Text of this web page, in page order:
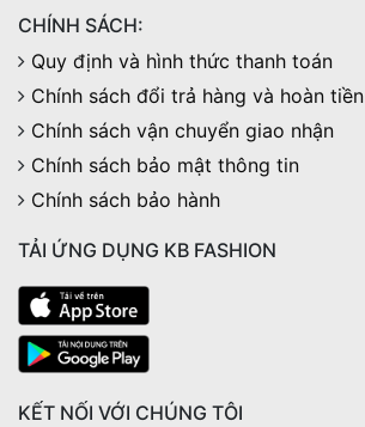
CHÍNH SÁCH:
Quy định và hình thức thanh toán
Chính sách đổi trả hàng và hoàn tiền
Chính sách vận chuyển giao nhận
Chính sách bảo mật thông tin
Chính sách bảo hành
TẢI ỨNG DỤNG KB FASHION
KẾT NỐI VỚI CHÚNG TÔI